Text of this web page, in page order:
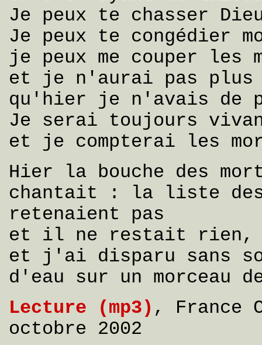
Je peux te chasser
Je peux te congédier
je peux me couper les
et je n'aurai pas plus
qu'hier je n'avais de
Je serai toujours
et je compterai les
Hier la bouche des
chantait : la liste des
retenaient pas
et il ne restait rien,
et j'ai disparu sans
d'eau sur un morceau
Lecture (mp3) , France
octobre 2002